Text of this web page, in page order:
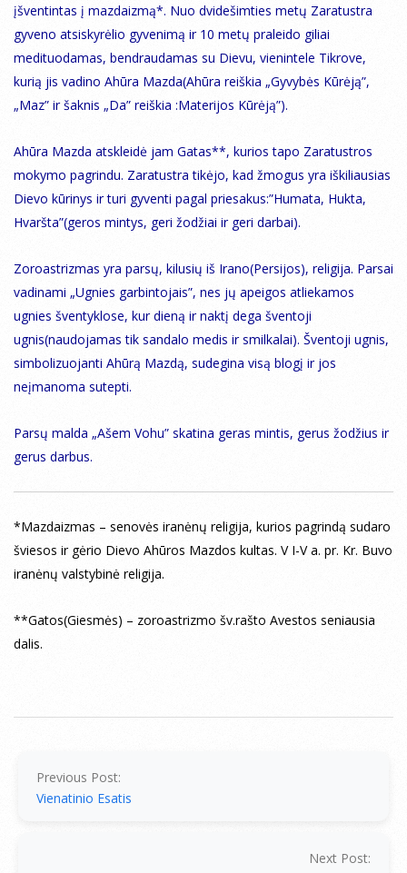
įšventintas į mazdaizmą*. Nuo dvidešimties metų Zaratustra
gyveno atsiskyrėlio gyvenimą ir 10 metų praleido giliai
medituodamas, bendraudamas su Dievu, vienintele Tikrove,
kurią jis vadino Ahūra Mazda(Ahūra reiškia „Gyvybės Kūrėją”,
„Maz” ir šaknis „Da” reiškia :Materijos Kūrėją”).
Ahūra Mazda atskleidė jam Gatas**, kurios tapo Zaratustros
mokymo pagrindu. Zaratustra tikėjo, kad žmogus yra iškiliausias
Dievo kūrinys ir turi gyventi pagal priesakus:”Humata, Hukta,
Hvaršta”(geros mintys, geri žodžiai ir geri darbai).
Zoroastrizmas yra parsų, kilusių iš Irano(Persijos), religija. Parsai
vadinami „Ugnies garbintojais”, nes jų apeigos atliekamos
ugnies šventyklose, kur dieną ir naktį dega šventoji
ugnis(naudojamas tik sandalo medis ir smilkalai). Šventoji ugnis,
simbolizuojanti Ahūrą Mazdą, sudegina visą blogį ir jos
neįmanoma sutepti.
Parsų malda „Ašem Vohu” skatina geras mintis, gerus žodžius ir
gerus darbus.
*Mazdaizmas – senovės iranėnų religija, kurios pagrindą sudaro
šviesos ir gėrio Dievo Ahūros Mazdos kultas. V I-V a. pr. Kr. Buvo
iranėnų valstybinė religija.
**Gatos(Giesmės) – zoroastrizmo šv.rašto Avestos seniausia
dalis.
Previous Post:
Vienatinio Esatis
Next Post: